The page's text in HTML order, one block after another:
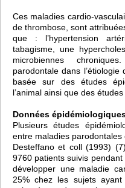
Ces maladies cardio-
de thrombose, sont
que : l’hypertension
tabagisme, une
microbiennes
parodontale dans
basée sur des études
l’animal ainsi que des études
Données
Plusieurs études
entre maladies parodontales
Desteffano et coll (1993)
9760 patients suivis
développer une maladie
25% chez les sujets